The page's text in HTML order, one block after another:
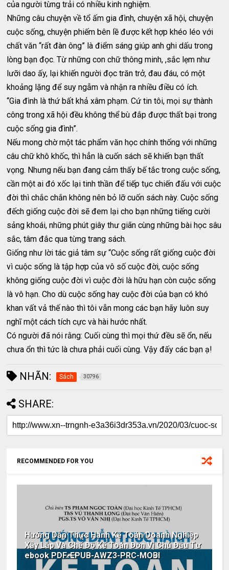
của người từng trải có nhiều kinh nghiệm.
Những câu chuyện về tổ ấm gia đình, chuyện xã hội, chuyện
cuộc sống, chuyện phiếm bên lề được kết hợp khéo léo với
chất văn “rất đàn ông” là điểm sáng giúp anh ghi dấu trong
lòng bạn đọc. Từ những con chữ thông minh, ,sắc lẹm như
lưỡi dao ấy, lại khiến người đọc trăn trở, đau đáu, có một
khoảng lặng để suy ngẫm và nhận ra nhiều điều có ích.
“Gia đình là thứ bất khả xâm phạm. Cứ tin tôi, mọi sự thành
công trong xã hội đều không thể bù đắp được thất bại trong
cuộc sống gia đình”.
Nếu mong chờ một tác phẩm văn học chính thống với những
câu chữ khô khốc, thì hẳn là cuốn sách sẽ khiến bạn thất
vọng. Nhưng nếu bạn đang cảm thấy bế tắc trong cuộc sống,
cần một ai đó xốc lại tinh thần để tiếp tục chiến đấu với cuộc
đời thì chắc chắn không nên bỏ lỡ cuốn sách này. Cuộc sống
đếch giống cuộc đời sẽ đem lại cho bạn những tiếng cười
sảng khoái, những phút giây thư giãn cùng những bài học sâu
sắc, tâm đắc qua từng trang sách.
Giống như lời tác giả tâm sự “Cuộc sống rất giống cuộc đời
vì cuộc sống là tập hợp của vô số cuộc đời, cuộc sống
không giống cuộc đời vì cuộc đời là hữu hạn còn cuộc sống
là vô hạn. Cho dù cuộc sống hay cuộc đời của bạn có khó
khan vất vả thế nào thì tôi vẫn mong các bạn hãy luôn suy
nghĩ một cách tích cực và hài hước nhất.
Có người đã nói rằng: Cuối cùng thì mọi thứ đều sẽ ổn, nếu
chưa ổn thì tức là chưa phải cuối cùng. Vậy đấy các bạn ạ!
NHÃN: Sách 30796
SHARE:
RECOMMENDED FOR YOU
Hướng Dẫn Thực Hành Kế Toán Doanh Nghiệp
Xây Lắp Và Chế Độ Kế Toán Đơn Vị Chủ Đầu Tư
ebook PDF-EPUB-AWZ3-PRC-MOBI